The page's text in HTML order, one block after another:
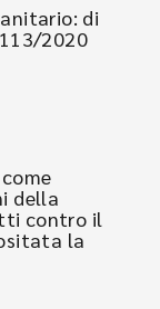
di
2020
della
contro il
la